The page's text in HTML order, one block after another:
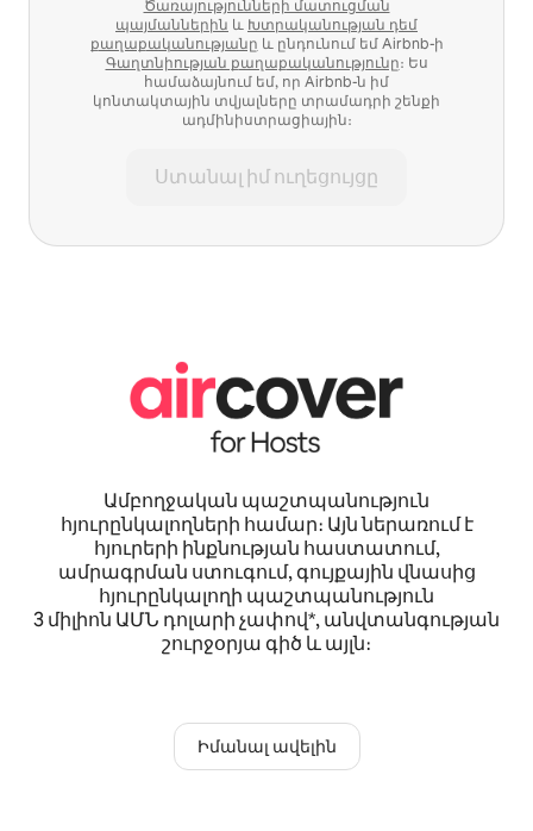
Ծառայությունների մատուցման
պայմաններին և Խտրականության դեմ
քաղաքականությանը և ընդունում եմ Airbnb-ի
Գաղտնիության քաղաքականությունը։ Ես
համաձայնում եմ, որ Airbnb-ն իմ
կոնտակտային տվյալները տրամադրի շենքի
ադմինիստրացիային։
Ստանալ իմ ուղեցույցը
Ամբողջական պաշտպանություն
հյուրընկալողների համար։ Այն ներառում է
հյուրերի ինքնության հաստատում,
ամրագրման ստուգում, գույքային վնասից
հյուրընկալողի պաշտպանություն
3 միլիոն ԱՄՆ դոլարի չափով*, անվտանգության
շուրջօրյա գիծ և այլն։
Իմանալ ավելին